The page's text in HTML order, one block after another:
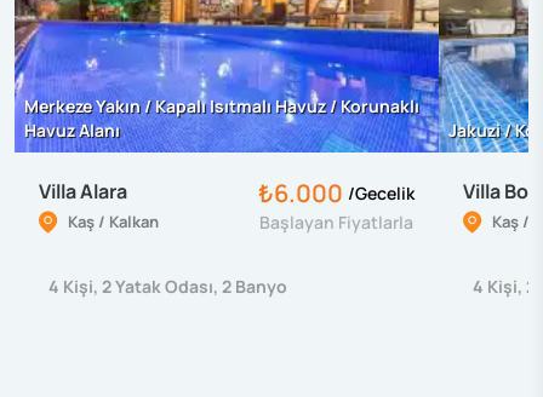
Merkeze Yakın / Kapalı Isıtmalı Havuz / Korunaklı
Havuz Alanı
Villa Alara
Kaş / Kalkan
₺6.000 /Gecelik
Başlayan Fiyatlarla
4 Kişi, 2Yatak Odası, 2 Banyo
Jakuzi /
Villa
Kaş /
4 Kişi, 2